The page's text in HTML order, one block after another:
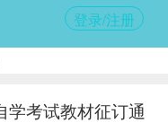
登录/注册
考试教材征订通